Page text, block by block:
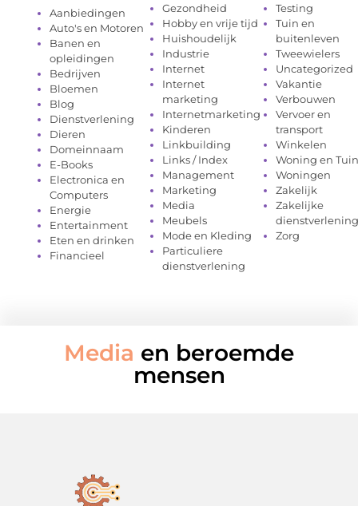
Aanbiedingen
Auto's en Motoren
Banen en
opleidingen
Bedrijven
Bloemen
Blog
Dienstverlening
Dieren
Domeinnaam
E-Books
Electronica en
Computers
Energie
Entertainment
Eten en drinken
Financieel
Gezondheid
Hobby en vrije tijd
Huishoudelijk
Industrie
Internet
Internet
marketing
Internetmarketing
Kinderen
Linkbuilding
Links / Index
Management
Marketing
Media
Meubels
Mode en Kleding
Particuliere
dienstverlening
Testing
Tuin en
buitenleven
Tweewielers
Uncategorized
Vakantie
Verbouwen
Vervoer en
transport
Winkelen
Woning en Tuin
Woningen
Zakelijk
Zakelijke
dienstverlening
Zorg
Media en beroemde
mensen